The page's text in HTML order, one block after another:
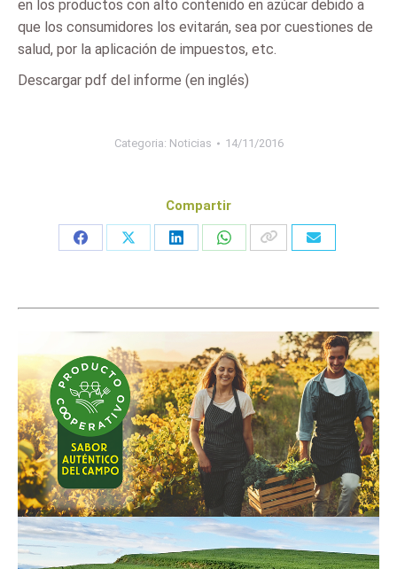
en los productos con alto contenido en azúcar debido a
que los consumidores los evitarán, sea por cuestiones de
salud, por la aplicación de impuestos, etc.
Descargar pdf del informe (en inglés)
Categoria: Noticias 14/11/2016
Compartir
Share
Share
Share
Share